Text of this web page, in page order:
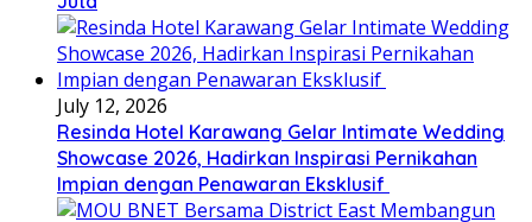
July 12, 2026
Resinda Hotel Karawang Gelar Intimate Wedding
Showcase 2026, Hadirkan Inspirasi Pernikahan
Impian dengan Penawaran Eksklusif